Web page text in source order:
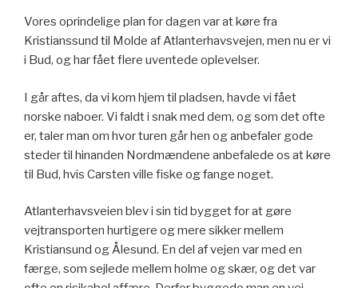
Vores oprindelige plan for dagen var at køre fra
Kristianssund til Molde af Atlanterhavsvejen, men nu er vi
i Bud, og har fået flere uventede oplevelser.
I går aftes, da vi kom hjem til pladsen, havde vi fået
norske naboer. Vi faldt i snak med dem, og som det ofte
er, taler man om hvor turen går hen og anbefaler gode
steder til hinanden Nordmændene anbefalede os at køre
til Bud, hvis Carsten ville fiske og fange noget.
Atlanterhavsveien blev i sin tid bygget for at gøre
vejtransporten hurtigere og mere sikker mellem
Kristiansund og Ålesund. En del af vejen var med en
færge, som sejlede mellem holme og skær, og det var